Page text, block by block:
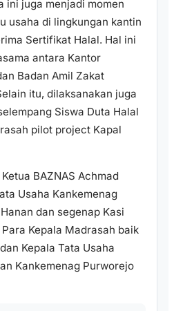
ini juga menjadi momen
usaha di lingkungan kantin
Sertifikat Halal. Hal ini
antara Kantor
Badan Amil Zakat
itu, dilaksanakan juga
Siswa Duta Halal
pilot project Kapal
BAZNAS Achmad
Usaha Kankemenag
dan segenap Kasi
Kepala Madrasah baik
Kepala Tata Usaha
Kankemenag Purworejo